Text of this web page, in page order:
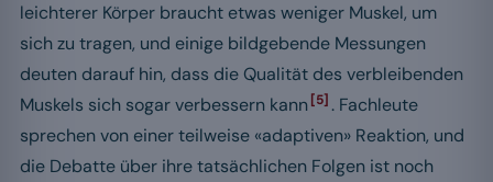
leichterer Körper braucht etwas weniger Muskel, um
sich zu tragen, und einige bildgebende Messungen
deuten darauf hin, dass die Qualität des verbleibenden
Muskels sich sogar verbessern kann[5]. Fachleute
sprechen von einer teilweise «adaptiven» Reaktion, und
die Debatte über ihre tatsächlichen Folgen ist noch